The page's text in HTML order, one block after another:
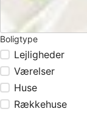
Boligtype
Lejligheder
Værelser
Huse
Rækkehuse